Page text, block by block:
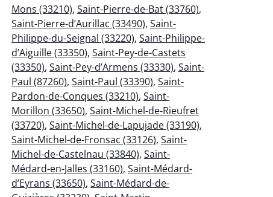
Mons (33210), Saint-Pierre-de-Bat (33760),
Saint-Pierre-d’Aurillac (33490), Saint-
Philippe-du-Seignal (33220), Saint-Philippe-
d’Aiguille (33350), Saint-Pey-de-Castets
(33350), Saint-Pey-d’Armens (33330), Saint-
Paul (87260), Saint-Paul (33390), Saint-
Pardon-de-Conques (33210), Saint-
Morillon (33650), Saint-Michel-de-Rieufret
(33720), Saint-Michel-de-Lapujade (33190),
Saint-Michel-de-Fronsac (33126), Saint-
Michel-de-Castelnau (33840), Saint-
Médard-en-Jalles (33160), Saint-Médard-
d’Eyrans (33650), Saint-Médard-de-